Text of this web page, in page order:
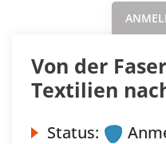
Von der
Textilien
Status: